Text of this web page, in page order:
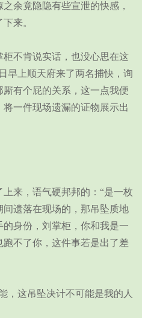
余竟隐隐有些宣泄的快感，
来。
不肯说实话，也没心思在这
早上顺天府来了两名捕快，询
有个屁的关系，这一点我便
一件现场遗漏的证物展示出
来，语气硬邦邦的：“是一枚
遗落在现场的，那吊坠质地
身份，刘掌柜，你和我是一
不了你，这件事若是出了差
这吊坠决计不可能是我的人